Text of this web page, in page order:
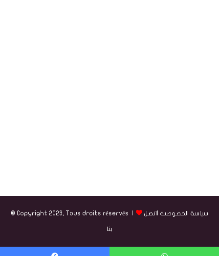
© Copyright 2023, Tous droits réservés | سياسة الخصوصية اتصل
بنا